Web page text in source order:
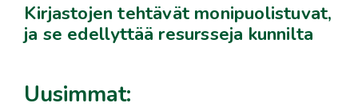
Kirjastojen tehtävät monipuolistuvat,
ja se edellyttää resursseja kunnilta
Uusimmat: